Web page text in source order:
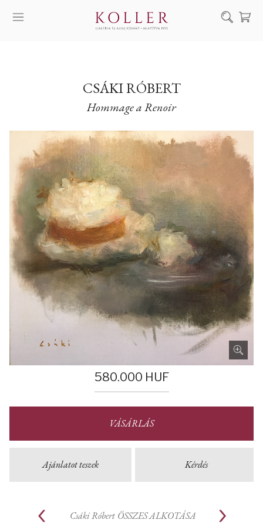
MŰVÉSZEINK
ALKOTÁSOK
AUKCIÓ
KIÁLLÍTÁSAINK
HÍREINK
RÓLUNK
EN
DE
Keresés
CSÁKI RÓBERT
Hommage a Renoir
580.000 HUF
VÁSÁRLÁS
Ajánlatot teszek Kérdés
Csáki Róbert ÖSSZES ALKOTÁSA